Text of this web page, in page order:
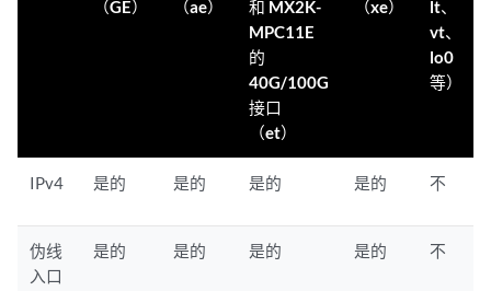
（GE）
（ae）
和 MX2K-
MPC11E
的
40G/100G
接口
（et）
（xe）
lt、
vt、
lo0
等）
IPv4 是的 是的 是的 是的 不
伪线
入口
是的 是的 是的 是的 不